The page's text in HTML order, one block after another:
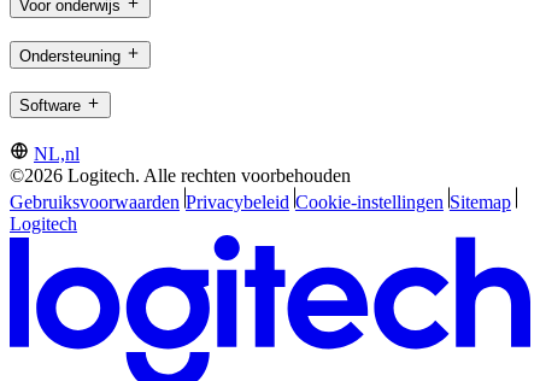
Voor onderwijs
Ondersteuning
Software
NL,nl
©2026 Logitech. Alle rechten voorbehouden
Gebruiksvoorwaarden Privacybeleid Cookie-instellingen Sitemap
Logitech